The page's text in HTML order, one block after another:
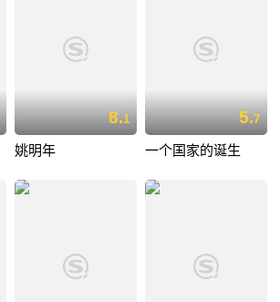
8.1
姚明年
5.7
一个国家的诞生